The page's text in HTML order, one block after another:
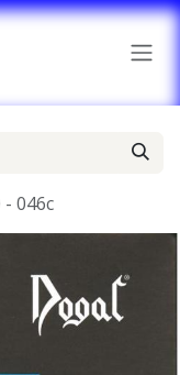
- 046c